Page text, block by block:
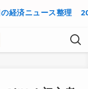
ュース整理 2026年8